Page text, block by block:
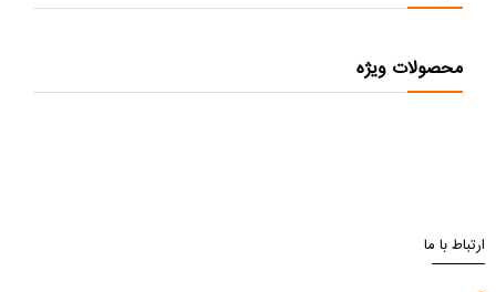
محصولات ویژه
ارتباط با ما